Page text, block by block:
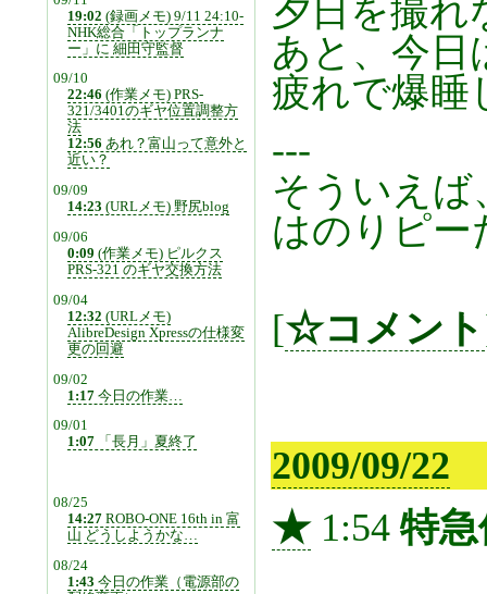
19:02 (録画メモ) 9/11 24:10-
NHK総合「トップランナ
ー」に 細田守監督
09/10
22:46 (作業メモ) PRS-
321/3401のギヤ位置調整方
法
12:56 あれ？富山って意外と
近い？
09/09
14:23 (URLメモ) 野尻blog
09/06
0:09 (作業メモ) ピルクス
PRS-321 のギヤ交換方法
09/04
12:32 (URLメモ)
AlibreDesign Xpressの仕様変
更の回避
09/02
1:17今日の作業…
09/01
1:07「長月」夏終了
08/25
14:27ROBO-ONE 16th in 富
山 どうしようかな…
08/24
1:43 今日の作業（電源部の
夕日を撮れ
あと、今日
疲れで爆
---
そういえば
はのりピー
[☆コメント
2009/09/22
★ 1:54 特